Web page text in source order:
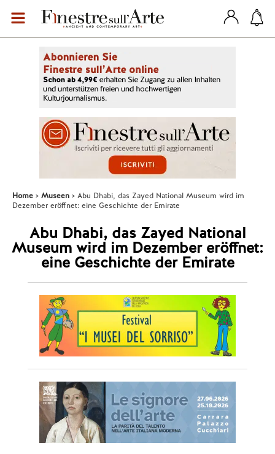
Home Museen
Abu Dhabi, das Zayed National Museum wird im
Dezember eröffnet: eine Geschichte der Emirate
Abu Dhabi, das Zayed National
Museum wird im Dezember eröffnet:
eine Geschichte der Emirate